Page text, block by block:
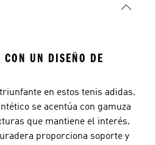
UN DISEÑO DE
en estos tenis adidas.
se acentúa con gamuza
que mantiene el interés.
proporciona soporte y